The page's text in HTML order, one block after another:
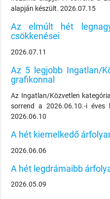
alapján készült. 2026.07.15
Az elmúlt hét
csökkenései
2026.07.11
Az 5 legjobb Ingatlan/
grafikonnal
Az Ingatlan/Közvetlen
sorrend a 2026.06.10.-i
2026.06.10
A hét kiemelkedő
2026.06.06
A hét legdrámaibb
2026.05.09